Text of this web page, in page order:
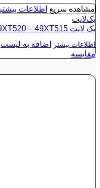
مشاهده سریع اطلاعات بیشتر
بک‌لایت
بک لايت 49XT520 – 49XT515
اطلاعات بیشتر
اضافه به لیست
مقایسه